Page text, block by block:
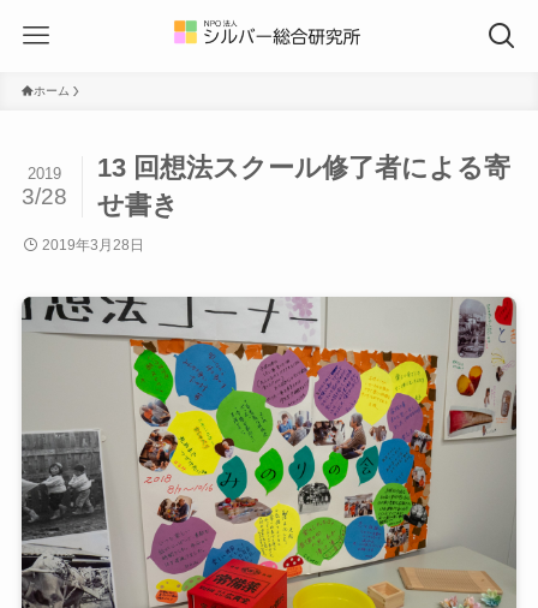
ホーム
13 回想法スクール修了者による寄
せ書き
2019
3/28
2019年3月28日